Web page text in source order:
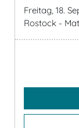
Freitag, 18.
Rostock -